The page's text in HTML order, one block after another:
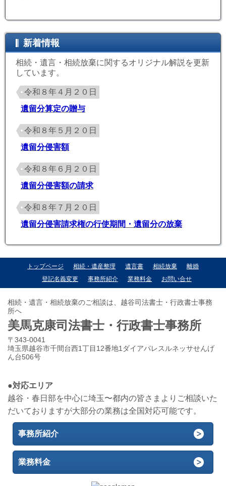
新着情報
相続・遺言・相続放棄に関するオリジナル解説を更新
しています。
令和８年４月２０日
遺留分算定の贈与
令和８年５月２０日
遺留分侵害額
令和８年６月２０日
遺留分侵害額の請求
令和８年７月２０日
遺留分侵害請求権の行使期間・遺留分の放棄
トップページ 相続・遺産整理 遺言書 相続放棄
離婚
登記名義変更
事務所紹介 業務料金 お問い合せ
相続・遺言・相続放棄のご相談は、越谷司法書士・行政書士事務
所へ
美馬克康司法書士・行政書士事務所
〒343-0041
埼玉県越谷市千間台西1丁目12番地1ダイアパレスルネッサせんげ
ん台506号
●対応エリア
越谷・春日部を中心に埼玉〜都内の皆さまよりご相談いた
だいておりますが大部分の業務は全国対応可能です。
事務所紹介
業務料金